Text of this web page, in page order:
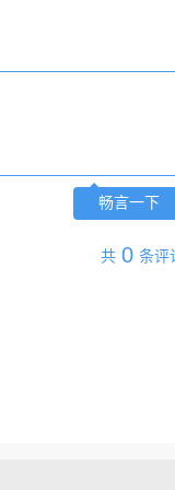
畅言一下
共 0 条评